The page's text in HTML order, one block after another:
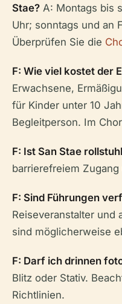
Stae? A: Montags bis
Uhr; sonntags und an
Überprüfen Sie die
F: Wie viel kostet der
Erwachsene,
für Kinder unter 10
Begleitperson. Im
F: Ist San Stae
barrierefreiem
F: Sind Führungen
Reiseveranstalter und
sind möglicherweise
F: Darf ich drinnen
Blitz oder Stativ.
Richtlinien.